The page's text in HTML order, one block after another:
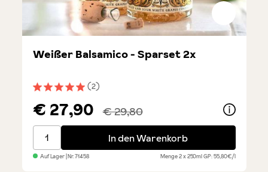
Durchschnittliche Bewertung von 5 von 5 Sternen
(2)
Weißer Balsamico - Sparset 2x
€ 27,90 € 29,80
Weißer Balsamico - Sparset 2x
In den Warenkorb
Auf Lager| Nr.71458 Menge2 x 250mlGP: 55,80€/l